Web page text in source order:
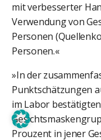
mit verbesserter
Verwendung von
Personen
Personen.«
»In der
Punktschätzungen
im Labor
Prouzent in jener